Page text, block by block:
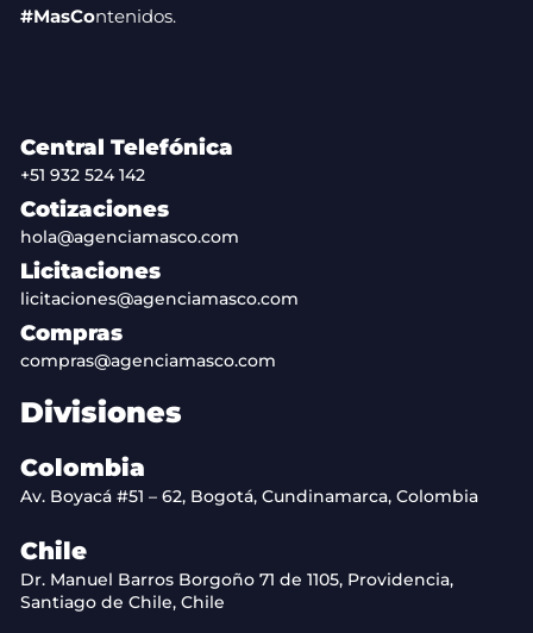
#MasContenidos.
Central Telefónica
+51 932 524 142
Cotizaciones
hola@agenciamasco.com
Licitaciones
licitaciones@agenciamasco.com
Compras
compras@agenciamasco.com
Divisiones
Colombia
Av. Boyacá #51 – 62, Bogotá, Cundinamarca, Colombia
Chile
Dr. Manuel Barros Borgoño 71 de 1105, Providencia,
Santiago de Chile, Chile